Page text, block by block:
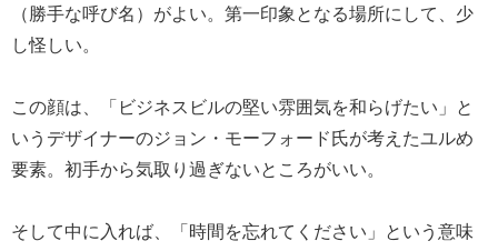
（勝手な呼び名）がよい。第一印象となる場所にして、少
し怪しい。
この顔は、「ビジネスビルの堅い雰囲気を和らげたい」と
いうデザイナーのジョン・モーフォード氏が考えたユルめ
要素。初手から気取り過ぎないところがいい。
そして中に入れば、「時間を忘れてください」という意味